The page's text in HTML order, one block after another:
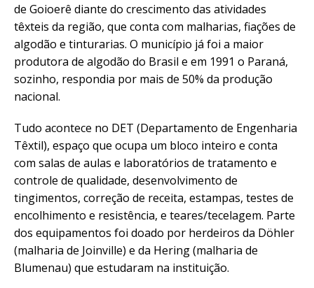
de Goioerê diante do crescimento das atividades
têxteis da região, que conta com malharias, fiações de
algodão e tinturarias. O município já foi a maior
produtora de algodão do Brasil e em 1991 o Paraná,
sozinho, respondia por mais de 50% da produção
nacional.
Tudo acontece no DET (Departamento de Engenharia
Têxtil), espaço que ocupa um bloco inteiro e conta
com salas de aulas e laboratórios de tratamento e
controle de qualidade, desenvolvimento de
tingimentos, correção de receita, estampas, testes de
encolhimento e resistência, e teares/tecelagem. Parte
dos equipamentos foi doado por herdeiros da Döhler
(malharia de Joinville) e da Hering (malharia de
Blumenau) que estudaram na instituição.